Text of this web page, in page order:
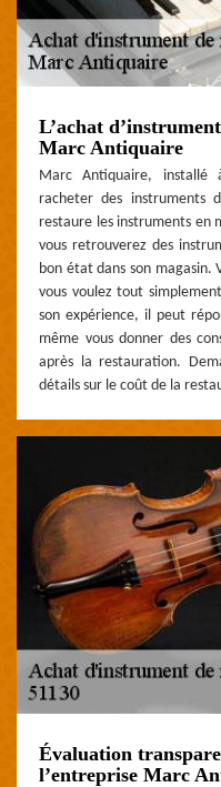
L’achat
Marc Antiquaire
Marc Antiquaire, installé
racheter des instruments
restaure les instruments en
vous retrouverez des
bon état dans son magasin.
vous voulez tout
son expérience, il peut
même vous donner des
après la restauration.
détails sur le coût de la
Évaluation
l’entreprise Marc